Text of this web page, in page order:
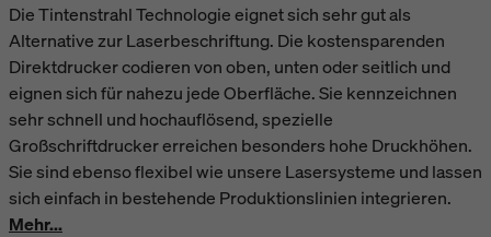
Die Tintenstrahl Technologie eignet sich sehr gut als
Alternative zur Laserbeschriftung. Die kostensparenden
Direktdrucker codieren von oben, unten oder seitlich und
eignen sich für nahezu jede Oberfläche. Sie kennzeichnen
sehr schnell und hochauflösend, spezielle
Großschriftdrucker erreichen besonders hohe Druckhöhen.
Sie sind ebenso flexibel wie unsere Lasersysteme und lassen
sich einfach in bestehende Produktionslinien integrieren.
Mehr...